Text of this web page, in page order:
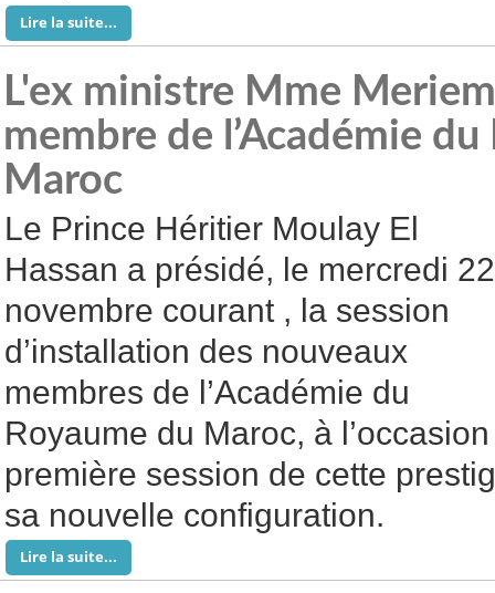
Lire la suite...
L'ex ministre Mme
membre de l’Académie
Maroc
Le Prince Héritier Moulay El
Hassan a présidé, le mercredi 22
novembre courant , la session
d’installation des nouveaux
membres de l’Académie du
Royaume du Maroc, à
première session de cette
sa nouvelle configuration.
Lire la suite...